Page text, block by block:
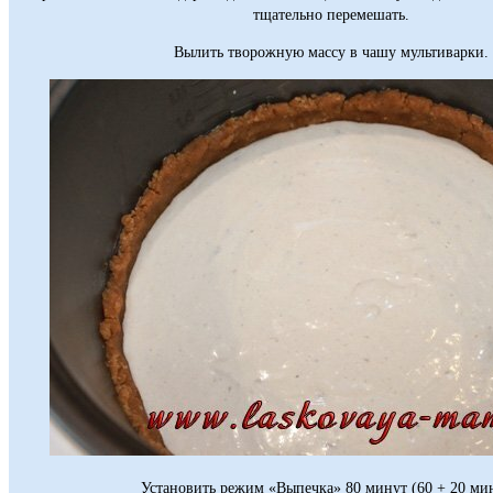
тщательно перемешать.
Вылить творожную массу в чашу мультиварки.
Установить режим «Выпечка» 80 минут (60 + 20